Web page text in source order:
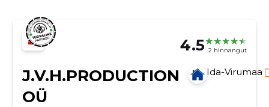
4.5 2 hinnangut
J.V.H.PRODUCTION
OÜ
Ida-Virumaa